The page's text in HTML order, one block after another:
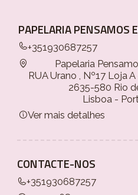
PAPELARIA PENSAMOS
+351930687257
Papelaria
RUA Urano , Nº17 Loja
2635-580 Rio
Lisboa -
Ver mais detalhes
CONTACTE-NOS
+351930687257